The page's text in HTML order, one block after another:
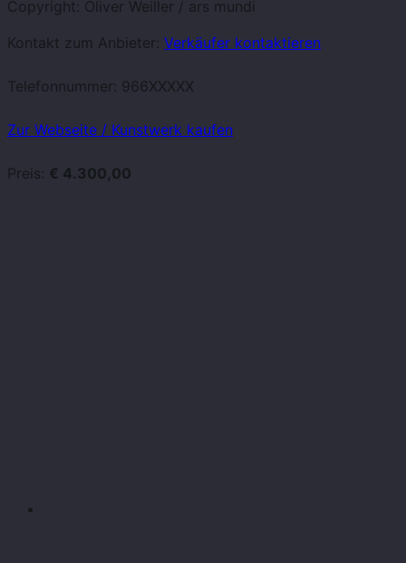
Copyright: Oliver Weiller / ars mundi
Kontakt zum Anbieter: Verkäufer kontaktieren
Telefonnummer: 966XXXXX
Zur Webseite / Kunstwerk kaufen
Preis: € 4.300,00